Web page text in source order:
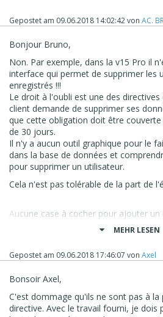
personnelles traitées dans le service.
Pour les clients Google Analytics
l'EEE et tous les clients d'Analytics
de traitement des données mises à
disponibles pour votre examen /
comptes (Paramètres de compte
Pour les clients Google Analytics
termes de traitement des données
été inclus dans vos termes.
Si vous n'utilisez pas Google pour
produits de mesure, vous devez
parties avec lesquelles vous avez
Mise à jour de la politique de
Conformément à nos règles en
fonctionnalités publicitaires, les
publicitaires doivent respecter la
consentement de l'utilisateur de
cours de mise à jour pour refléter les
exigences légales du GDPR. Il définit
consentement des utilisateurs finaux
vos applications dans l'EEE.
Action: Même si vous n'êtes pas basé
Gepostet am 09.06.2018 14:02:42von AC.
Bonjour Bruno,
Non. Par exemple, dans la v15 Pro il
interface qui permet de supprimer les
enregistrés !!!
Le droit à l'oubli est une des directives
client demande de supprimer ses
que cette obligation doit être
de 30 jours.
Il n'y a aucun outil graphique pour le
dans la base de données et
pour supprimer un utilisateur.
Cela n'est pas tolérable de la part de
Aucune case à cocher pour ajouter
comme les CGV par exemple et forcer
cocher la case... Faut jouer avec la
top... Ca bricole quoi..
Incomedia communique sur un objet
mais l'abonnement chez Iubenda
MEHR LESEN
Gepostet am 09.06.2018 17:46:07 von Axel
Bonsoir Axel,
C'est dommage qu'ils ne sont pas à la
directive. Avec le travail fourni, je dois